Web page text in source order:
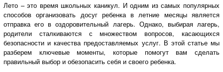
Лето – это время школьных каникул. И одним из самых популярных
способов организовать досуг ребенка в летние месяцы является
отправка его в оздоровительный лагерь. Однако, выбирая лагерь,
родители сталкиваются с множеством вопросов, касающихся
безопасности и качества предоставляемых услуг. В этой статье мы
разберем ключевые моменты, которые помогут вам сделать
правильный выбор и обезопасить себя и своего ребенка.